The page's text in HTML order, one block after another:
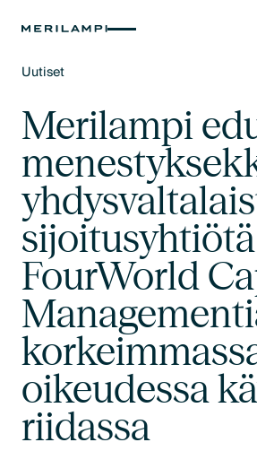
Uutiset
Merilampi
sijoitusyhtiötä
FourWorld
oikeudessa
riidassa